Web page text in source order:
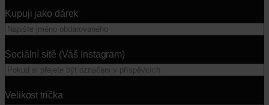
Kupuji jako dárek
Sociální sítě (Váš Instagram)
Velikost trička